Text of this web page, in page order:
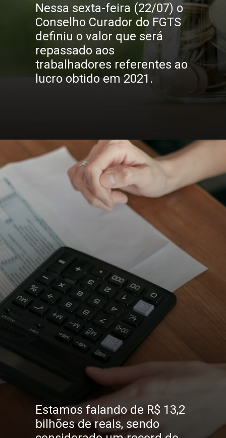
Nessa sexta-feira (22/07) o
Conselho Curador do FGTS
definiu o valor que será
repassado aos
trabalhadores referentes ao
lucro obtido em 2021.
Estamos falando de R$ 13,2
bilhões de reais, sendo